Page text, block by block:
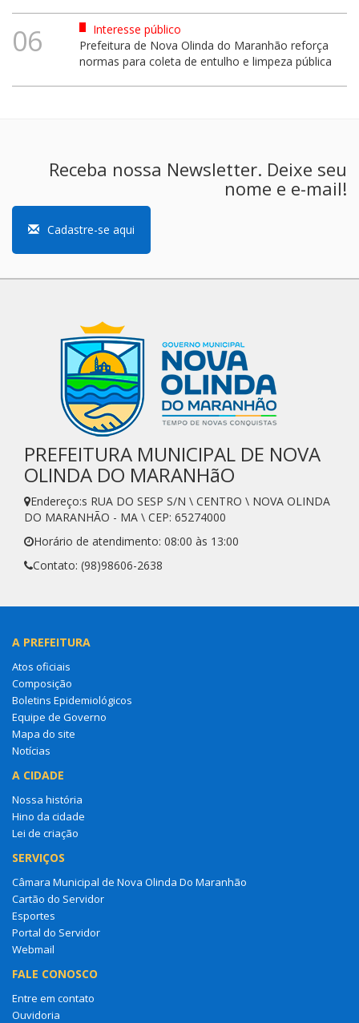
06
Interesse público
Prefeitura de Nova Olinda do Maranhão reforça
normas para coleta de entulho e limpeza pública
Receba nossa Newsletter. Deixe seu
nome e e-mail!
Cadastre-se aqui
PREFEITURA MUNICIPAL DE NOVA
OLINDA DO MARANHãO
Endereço:s RUA DO SESP S/N \ CENTRO \ NOVA OLINDA
DO MARANHÃO - MA \ CEP: 65274000
Horário de atendimento: 08:00 às 13:00
Contato: (98)98606-2638
A PREFEITURA
Atos oficiais
Composição
Boletins Epidemiológicos
Equipe de Governo
Mapa do site
Notícias
A CIDADE
Nossa história
Hino da cidade
Lei de criação
SERVIÇOS
Câmara Municipal de Nova Olinda Do Maranhão
Cartão do Servidor
Esportes
Portal do Servidor
Webmail
FALE CONOSCO
Entre em contato
Ouvidoria